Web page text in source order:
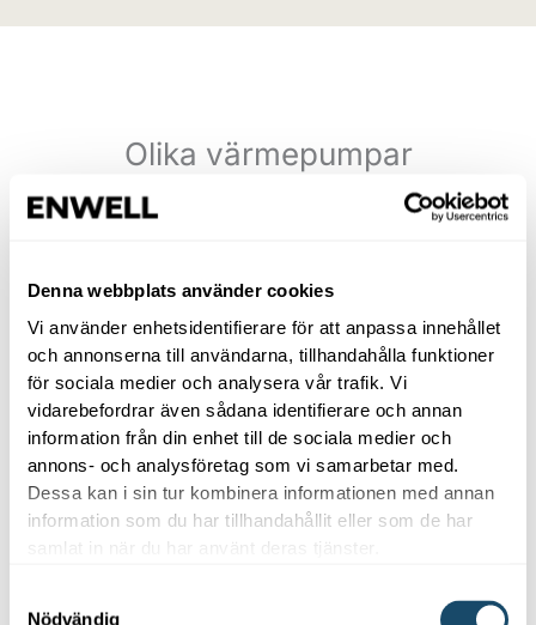
Denna webbplats använder cookies
Vi använder enhetsidentifierare för att anpassa innehållet
och annonserna till användarna, tillhandahålla funktioner
för sociala medier och analysera vår trafik. Vi
vidarebefordrar även sådana identifierare och annan
information från din enhet till de sociala medier och
annons- och analysföretag som vi samarbetar med.
Dessa kan i sin tur kombinera informationen med annan
information som du har tillhandahållit eller som de har
samlat in när du har använt deras tjänster.
Nödvändig
Olika värmepumpar
Värmepumpar kommer i många olika modeller,
Beroende på om värmepumpen tar solenergi från
luften/atmosfären eller berggrunden benämns den
luftvärmepump eller bergvärmepump.
Luftvärmepumpar delas in i luft-luftvärmepumpar
som värmer inomhusluft och luft-
vattenvärmepumpar som är kopplade till
vattenburna system. Om du bor nära en sjö eller har
stor tomt kan även alternativ som tar värme från
mark och sjöbotten vara av intresse.